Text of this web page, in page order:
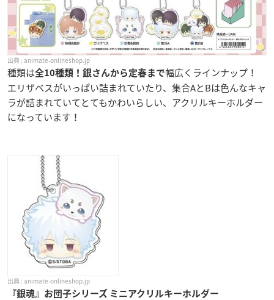
animate-onlineshop.jp
種類は全10種類！ 銀さんから定春まで幅広くラインナップ！
エリザベスがいっぱい詰まれていたり、集合AとBは色んなキャ
ラが詰まれていてとてもかわいらしい、アクリルキーホルダー
になっています！
animate-onlineshop.jp
『銀魂』お団子シリーズ ミニアクリルキーホルダー